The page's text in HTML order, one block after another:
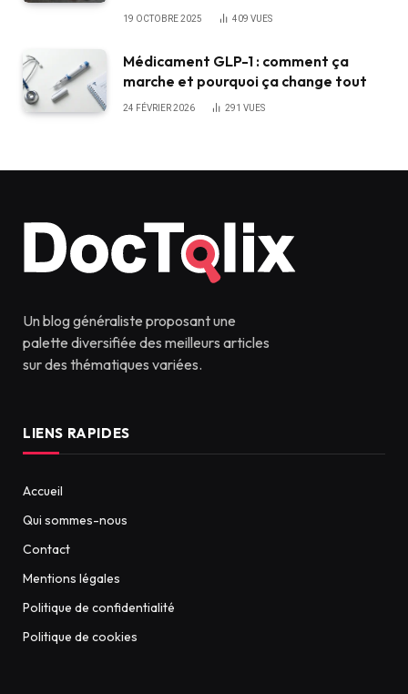
19 OCTOBRE 2025 409 VUES
Médicament GLP-1 : comment ça
marche et pourquoi ça change tout
24 FÉVRIER 2026 291 VUES
Un blog généraliste proposant une
palette diversifiée des meilleurs articles
sur des thématiques variées.
LIENS RAPIDES
Accueil
Qui sommes-nous
Contact
Mentions légales
Politique de confidentialité
Politique de cookies